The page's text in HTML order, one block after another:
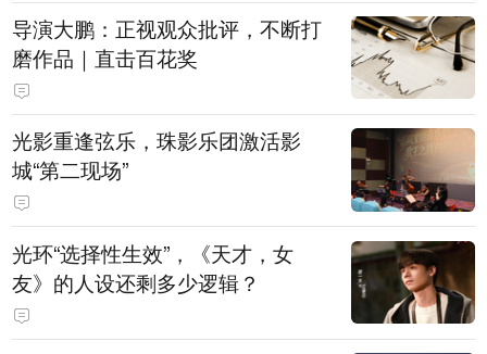
导演大鹏：正视观众批评，不断打
磨作品｜直击百花奖
光影重逢弦乐，珠影乐团激活影
城“第二现场”
光环“选择性生效”，《天才，女
友》的人设还剩多少逻辑？